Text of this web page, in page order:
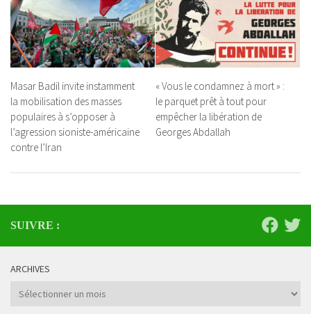
Masar Badil invite instamment
la mobilisation des masses
populaires à s’opposer à
l’agression sioniste-américaine
contre l’Iran
« Vous le condamnez à mort » :
le parquet prêt à tout pour
empêcher la libération de
Georges Abdallah
SUIVRE :
ARCHIVES
Archives